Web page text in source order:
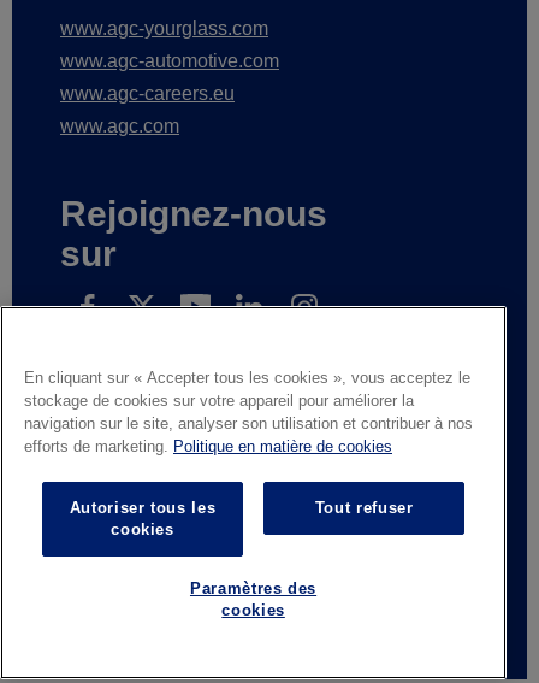
www.agc-yourglass.com
www.agc-automotive.com
www.agc-careers.eu
www.agc.com
Rejoignez-nous
sur
Mentions légales
Avis de confidentialité
Fournisseurs et partenaires commerciaux
Conditions générales de vente
Přihlaste se k odběru našich novinek
En cliquant sur « Accepter tous les cookies », vous acceptez le
stockage de cookies sur votre appareil pour améliorer la
navigation sur le site, analyser son utilisation et contribuer à nos
efforts de marketing. Politique en matière de cookies
Autoriser tous les
cookies
Tout refuser
Paramètres des
cookies